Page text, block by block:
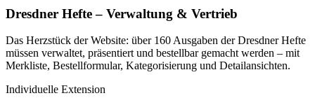
Dresdner Hefte – Verwaltung & Vertrieb
Das Herzstück der Website: über 160 Ausgaben der Dresdner Hefte
müssen verwaltet, präsentiert und bestellbar gemacht werden – mit
Merkliste, Bestellformular, Kategorisierung und Detailansichten.
Individuelle Extension